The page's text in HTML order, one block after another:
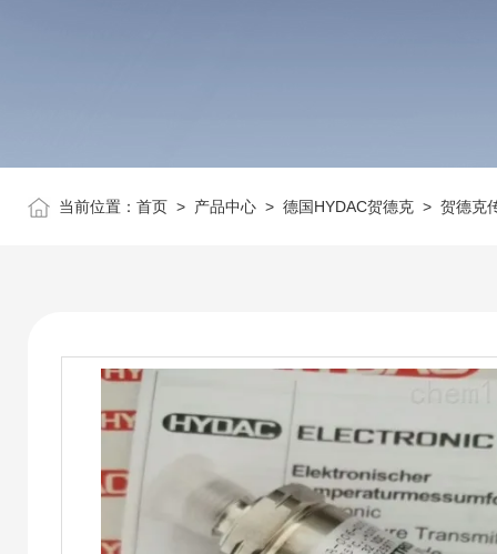
当前位置： 首页 > 产品中心 > 德国HYDAC贺德克 > 贺德克